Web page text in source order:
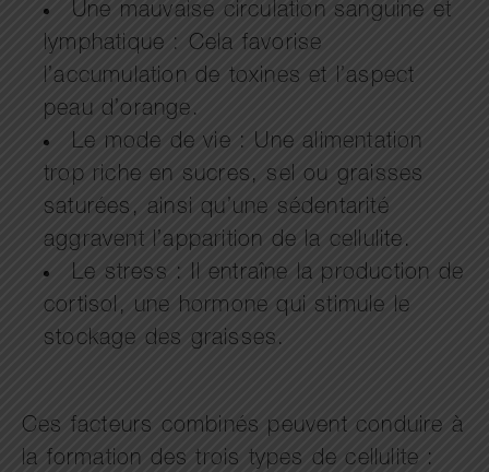
Une mauvaise circulation sanguine et
lymphatique : Cela favorise
l’accumulation de toxines et l’aspect
peau d’orange.
Le mode de vie : Une alimentation
trop riche en sucres, sel ou graisses
saturées, ainsi qu’une sédentarité
aggravent l’apparition de la cellulite.
Le stress : Il entraîne la production de
cortisol, une hormone qui stimule le
stockage des graisses.
Ces facteurs combinés peuvent conduire à
la formation des trois types de cellulite :